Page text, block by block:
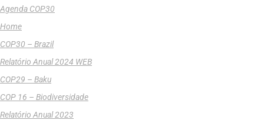
Agenda COP30
Home
COP30 – Brazil
Relatório Anual 2024 WEB
COP29 – Baku
COP 16 – Biodiversidade
Relatório Anual 2023